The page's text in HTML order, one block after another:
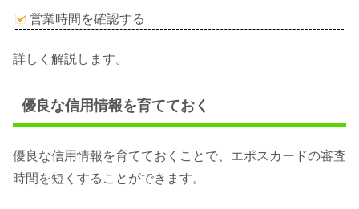
営業時間を確認する
詳しく解説します。
優良な信用情報を育てておく
優良な信用情報を育てておくことで、エポスカードの審査
時間を短くすることができます。